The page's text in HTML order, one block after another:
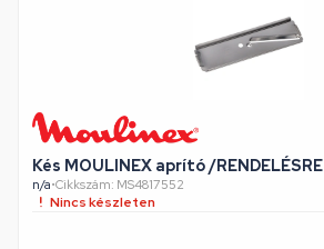
Kés MOULINEX aprító /RENDELÉSRE
n/a•Cikkszám: MS4817552
Nincs készleten